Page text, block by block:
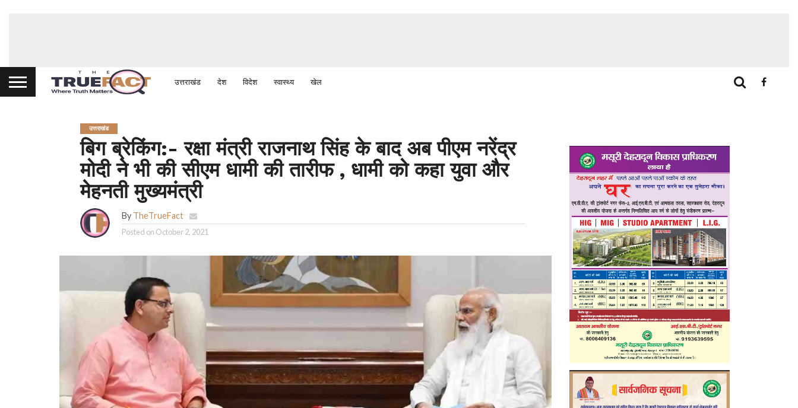
उत्तराखंड देश विदेश स्वास्थ्य खेल
उत्तराखंड
बिग ब्रेकिंग:- रक्षा मंत्री राजनाथ सिंह के बाद अब पीएम नरेंद्र
मोदी ने भी की सीएम धामी की तारीफ , धामी को कहा युवा और
मेहनती मुख्यमंत्री
By TheTrueFact
Posted on October 2, 2021